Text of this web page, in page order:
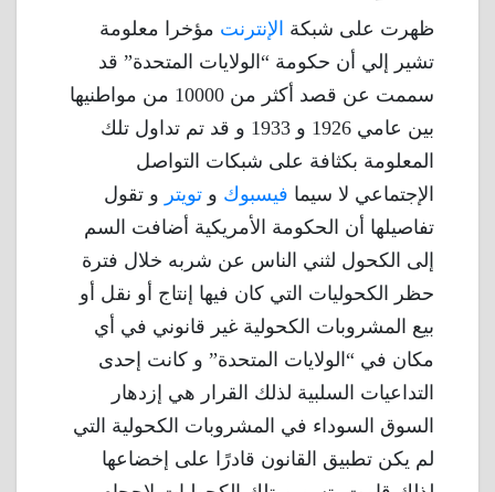
ظهرت على شبكة الإنترنت مؤخرا معلومة
تشير إلي أن حكومة “الولايات المتحدة” قد
سممت عن قصد أكثر من 10000 من مواطنيها
بين عامي 1926 و 1933 و قد تم تداول تلك
المعلومة بكثافة على شبكات التواصل
الإجتماعي لا سيما فيسبوك و تويتر و تقول
تفاصيلها أن الحكومة الأمريكية أضافت السم
إلى الكحول لثني الناس عن شربه خلال فترة
حظر الكحوليات التي كان فيها إنتاج أو نقل أو
بيع المشروبات الكحولية غير قانوني في أي
مكان في “الولايات المتحدة” و كانت إحدى
التداعيات السلبية لذلك القرار هي إزدهار
السوق السوداء في المشروبات الكحولية التي
لم يكن تطبيق القانون قادرًا على إخضاعها